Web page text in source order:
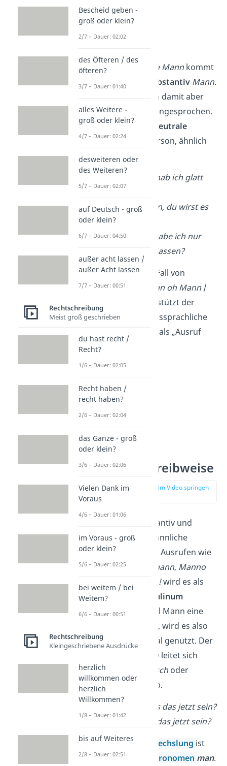
aberimmer falsch
DieInterjektion oh Mann kommt
tatsächlich vom
Substantiv Mann.
Inzwischen werden damit aber
nicht nur Männer angesprochen.
Manngilt hier als
neutrale
Anredefür eine Person, ähnlich
wieMensch.
, das hab ich glatt
Oh Mann, Karen, du wirst es
nicht glauben!
Oh Mann
, wo habe ich nur
meine Brille gelassen?
Gut zu wissen:
Im Fall von
Mannomann
Mann oh Mann /
unterstützt der
Duden die umgangssprachliche
als „Ausruf
des Erstaunens“.
Richtige Schreibweise
zur Stelle im Video springen
ist ein Substantiv und
bezeichnet eine männliche
Person. Als Teil von Ausrufen wie
Oh Mann,Mannomann, Manno
oder einfach
Mann!wird es als
generisches Maskulinum
verwendet. Obwohl Mann eine
maskuline Form ist, wird es also
geschlechterneutral genutzt. Der
Oh Mann leitet sich
dabei von
Oh Menschoder
einfach
ab.
, muss das jetzt sein?
, muss das jetzt sein?
Die häufigste
Verwechslung ist
mit demIndefinitpronomen man.
Bescheid geben -
groß oder klein?
2/7 – Dauer: 02:02
des Öfteren / des
öfteren?
3/7 – Dauer: 01:40
alles Weitere -
groß oder klein?
4/7 – Dauer: 02:24
desweiteren oder
des Weiteren?
5/7 – Dauer: 02:07
auf Deutsch - groß
oder klein?
6/7 – Dauer: 04:50
außer acht lassen /
außer Acht lassen
7/7 – Dauer: 00:51
Rechtschreibung
Meist groß geschrieben
du hast recht /
Recht?
1/6 – Dauer: 02:05
Recht haben /
recht haben?
2/6 – Dauer: 02:04
das Ganze - groß
oder klein?
3/6 – Dauer: 02:06
Vielen Dank im
Voraus
4/6 – Dauer: 01:06
im Voraus - groß
oder klein?
5/6 – Dauer: 02:25
bei weitem / bei
Weitem?
6/6 – Dauer: 00:51
Rechtschreibung
Kleingeschriebene Ausdrücke
herzlich
willkommen oder
herzlich
Willkommen?
1/8 – Dauer: 01:42
bis auf Weiteres
2/8 – Dauer: 02:51